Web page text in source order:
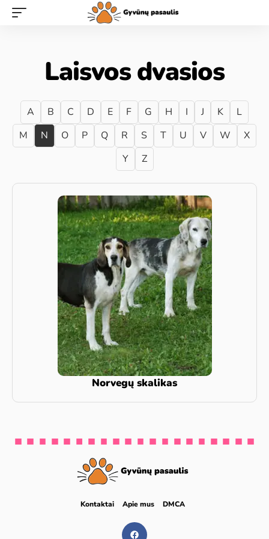
Laisvos dvasios
A B C D E F G H I J K
L
M
N O P Q R S T U V W
X
Y
Z
Norvegų skalikas
Kontaktai Apie mus DMCA